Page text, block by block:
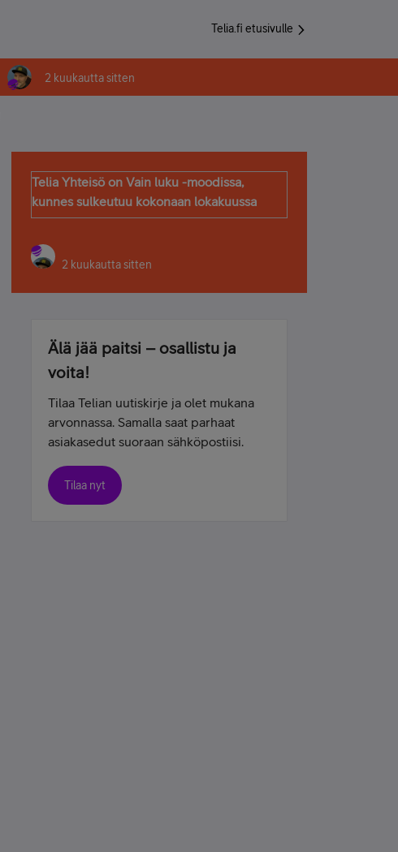
Telia.fi etusivulle
2 kuukautta sitten
Telia Yhteisö on Vain luku -moodissa,
kunnes sulkeutuu kokonaan lokakuussa
2 kuukautta sitten
Älä jää paitsi – osallistu ja
voita!
Tilaa Telian uutiskirje ja olet mukana
arvonnassa. Samalla saat parhaat
asiakasedut suoraan sähköpostiisi.
Tilaa nyt